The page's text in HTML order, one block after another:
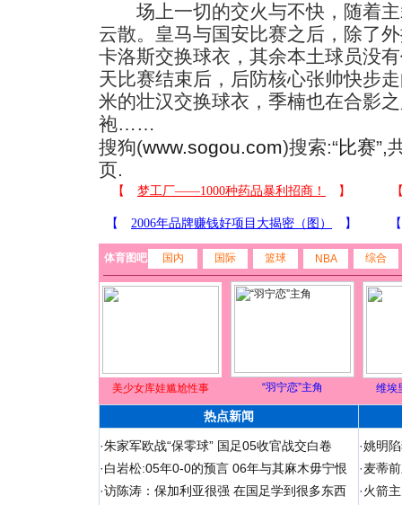
场上一切的交火与不快，随着主
云散。皇马与国安比赛之后，除了
卡洛斯交换球衣，其余本土球员没
天比赛结束后，后防核心张帅快步
米的壮汉交换球衣，季楠也在合影
袍……
搜狗(www.sogou.com)搜索:“比赛”,
页.
体育图吧 国内 国际 篮球 NBA 综合
美少女库娃尴尬性事 “羽宁恋”主角 维埃
热点新闻
·朱家军欧战“保零球” 国足05收官战交白卷
·白岩松:05年0-0的预言 06年与其麻木毋宁恨
·访陈涛：保加利亚很强 在国足学到很多东西
·姚明
·麦蒂
·火箭